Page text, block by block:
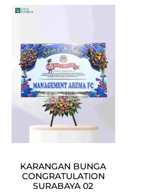
KARANGAN BUNGA
CONGRATULATION
SURABAYA 02
Rp699.000.
Rp675.000.